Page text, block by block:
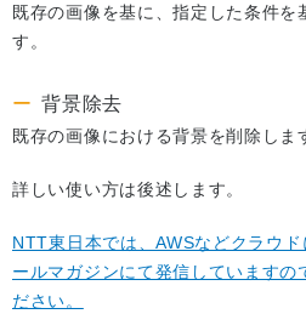
既存の画像を基に、指定した条件を
す。
背景除去
既存の画像における背景を削除しま
詳しい使い方は後述します。
NTT東日本では、AWSなどクラウ
ールマガジンにて発信していますの
ださい。